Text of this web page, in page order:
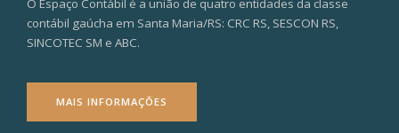
O Espaço Contábil é a união de quatro entidades da classe
contábil gaúcha em Santa Maria/RS: CRC RS, SESCON RS,
SINCOTEC SM e ABC.
MAIS INFORMAÇÕES